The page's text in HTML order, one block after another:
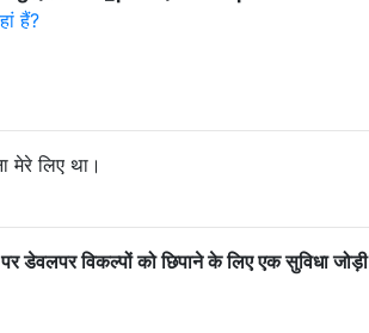
हैं?
मेरे लिए था।
डेवलपर विकल्पों को छिपाने के लिए एक सुविधा जोड़ी